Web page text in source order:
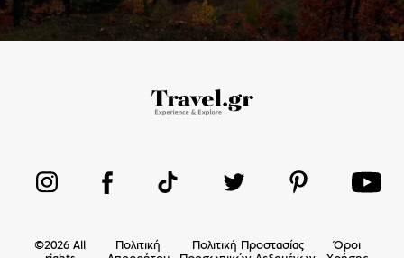
©2026 All
Πολιτική
Πολιτική Προστασίας
Όροι